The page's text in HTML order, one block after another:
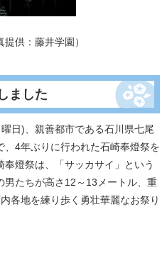
供：藤井学園）
ました
日)、親善都市である石川県七尾
4年ぶりに行われた石崎奉燈祭を
燈祭は、「サッカサイ」という
男たちが高さ12～13メートル、重
各地を練り歩く勇壮華麗なお祭り